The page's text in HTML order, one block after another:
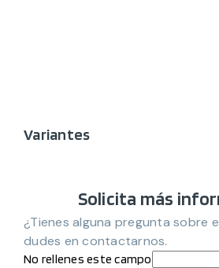
Variantes
Solicita más
¿Tienes alguna pregunta sobre
dudes en contactarnos.
No rellenes este campo